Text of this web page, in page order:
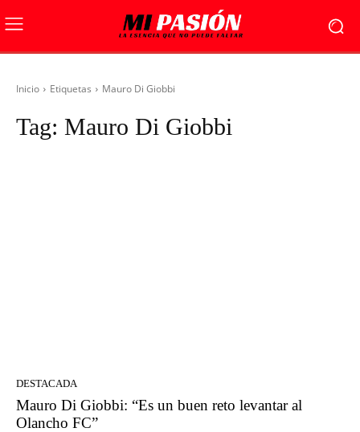
Inicio Etiquetas Mauro Di Giobbi
Tag: Mauro Di Giobbi
DESTACADA
Mauro Di Giobbi: “Es un buen reto levantar al
Olancho FC”